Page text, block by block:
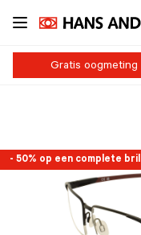
Ga
naar
inhoud
Gratis oogmeting
- 50% op een complete bril